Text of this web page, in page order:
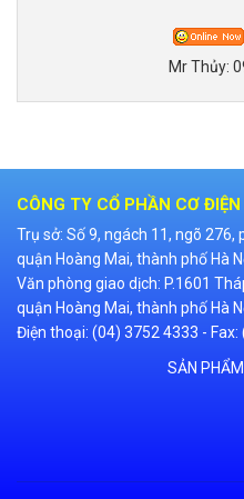
Mr Thủy:
CÔNG TY CỔ PHẦN CƠ
Trụ sở: Số 9, ngách 11, ngõ
quận Hoàng Mai, thành phố Hà
Văn phòng giao dịch: P.1601
quận Hoàng Mai, thành phố Hà
Điện thoại: (04) 3752 4333 -
SẢN